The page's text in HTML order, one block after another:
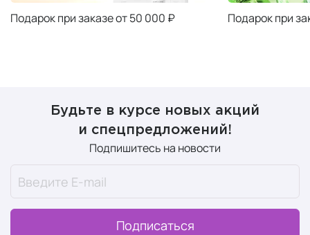
Подарок при заказе от 50 000 ₽ Подарок при
Будьте в курсе новых акций
и спецпредложений!
Подпишитесь на новости
Подписаться